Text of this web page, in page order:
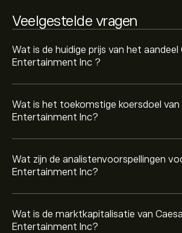
Veelgestelde vragen
Wat is de huidige prijs van het aandeel
Entertainment Inc ?
Wat is het toekomstige koersdoel van
Entertainment Inc?
Wat zijn de analistenvoorspellingen
Entertainment Inc?
Wat is de marktkapitalisatie van
Entertainment Inc?
Gebaseerd op aanbevelingen van 11
Hold.